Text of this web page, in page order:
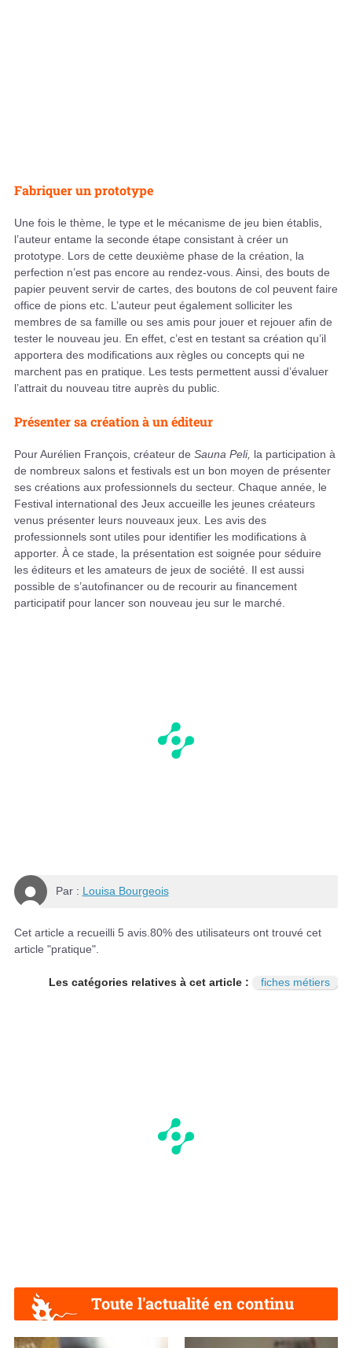
Fabriquer un prototype
Une fois le thème, le type et le mécanisme de jeu bien établis,
l’auteur entame la seconde étape consistant à créer un
prototype. Lors de cette deuxième phase de la création, la
perfection n’est pas encore au rendez-vous. Ainsi, des bouts de
papier peuvent servir de cartes, des boutons de col peuvent faire
office de pions etc. L’auteur peut également solliciter les
membres de sa famille ou ses amis pour jouer et rejouer afin de
tester le nouveau jeu. En effet, c’est en testant sa création qu’il
apportera des modifications aux règles ou concepts qui ne
marchent pas en pratique. Les tests permettent aussi d’évaluer
l’attrait du nouveau titre auprès du public.
Présenter sa création à un éditeur
Pour Aurélien François, créateur de Sauna Peli, la participation à
de nombreux salons et festivals est un bon moyen de présenter
ses créations aux professionnels du secteur. Chaque année, le
Festival international des Jeux accueille les jeunes créateurs
venus présenter leurs nouveaux jeux. Les avis des
professionnels sont utiles pour identifier les modifications à
apporter. À ce stade, la présentation est soignée pour séduire
les éditeurs et les amateurs de jeux de société. Il est aussi
possible de s’autofinancer ou de recourir au financement
participatif pour lancer son nouveau jeu sur le marché.
Par : Louisa Bourgeois
Cet article a recueilli 5 avis. 80% des utilisateurs ont trouvé cet
article "pratique".
Les catégories relatives à cet article : fiches métiers
Toute l'actualité en continu